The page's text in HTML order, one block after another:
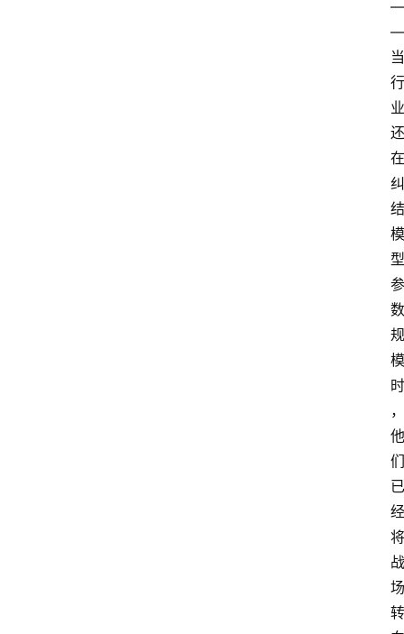
—
—
当
行
业
还
在
纠
结
模
型
参
数
规
模
时
，
他
们
已
经
将
战
场
转